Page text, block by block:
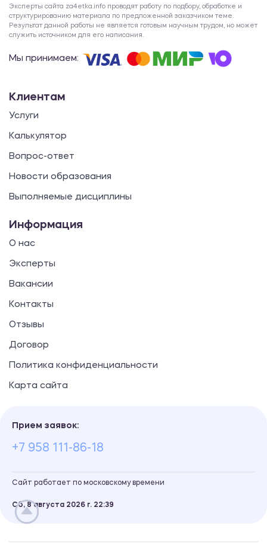
Эксперты сайта za4etka.info проводят работу по подбору, обработке и
структурированию материала по предложенной заказчиком теме.
Результат данной работы не является готовым научным трудом, но может
служить источником для его написания.
Мы принимаем:
Клиентам
Услуги
Калькулятор
Вопрос-ответ
Новости образования
Выполняемые дисциплины
Информация
О нас
Эксперты
Вакансии
Контакты
Отзывы
Договор
Политика конфиденциальности
Карта сайта
Прием заявок:
+7 958 111-86-18
Сайт работает по московскому времени
Сб, 8 августа 2026 г. 22:39